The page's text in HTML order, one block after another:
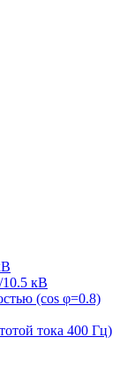
10.5 кВ
(cos φ=0.8)
тока 400 Гц)